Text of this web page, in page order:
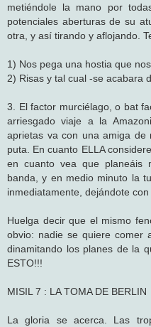
metiéndole la mano por
potenciales aberturas de su
otra, y así tirando y aflojando.
1) Nos pega una hostia que
2) Risas y tal cual -se acabara
3. El factor murciélago, o bat
arriesgado viaje a la
aprietas va con una amiga
puta. En cuanto ELLA
en cuanto vea que planeáis
banda, y en medio minuto la
inmediatamente, dejándote con
Huelga decir que el mismo
obvio: nadie se quiere comer
dinamitando los planes de la
ESTO!!!
MISIL 7 : LA TOMA DE BERLIN
La gloria se acerca. Las